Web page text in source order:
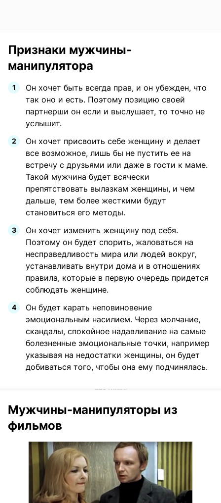
Признаки мужчины-
манипулятора
Он хочет быть всегда прав, и он убежден, что
так оно и есть. Поэтому позицию своей
партнерши он если и выслушает, то точно не
услышит.
Он хочет присвоить себе женщину и делает
все возможное, лишь бы не пустить ее на
встречу с друзьями или даже в гости к маме.
Такой мужчина будет всячески
препятствовать вылазкам женщины, и чем
дальше, тем более жесткими будут
становиться его методы.
Он хочет изменить женщину под себя.
Поэтому он будет спорить, жаловаться на
несправедливость мира или людей вокруг,
устанавливать внутри дома и в отношениях
правила, которые в первую очередь придется
соблюдать женщине.
Он будет карать неповиновение
эмоциональным насилием. Через молчание,
скандалы, спокойное надавливание на самые
болезненные эмоциональные точки, например
указывая на недостатки женщины, он будет
добиваться того, чтобы она ему подчинялась.
Мужчины-манипуляторы из
фильмов